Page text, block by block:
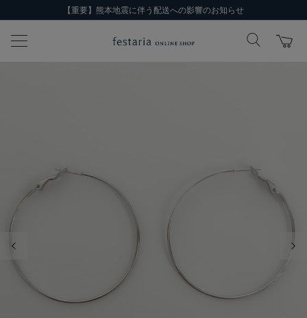
【重要】熊本地震に伴う配送への影響のお知らせ